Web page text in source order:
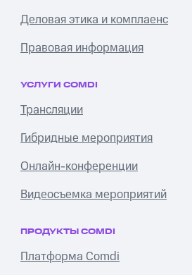
Деловая этика и комплаенс
Правовая информация
УСЛУГИ COMDI
Трансляции
Гибридные мероприятия
Онлайн-конференции
Видеосъемка мероприятий
ПРОДУКТЫ COMDI
Платформа Comdi